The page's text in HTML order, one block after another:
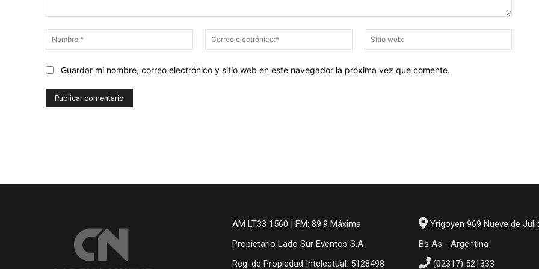
Nombre:*
Correo
electrónico:*
web:
Guardar mi nombre, correo electrónico y sitio web en este navegador la próxima vez que comente.
AM LT33 1560 | FM: 89.9 Máxima
Propietario Lado Sur Eventos S.A
Reg. de Propiedad Intelectual: 5128498
Yrigoyen 969 Nueve de
Bs As - Argentina
(02317) 521333